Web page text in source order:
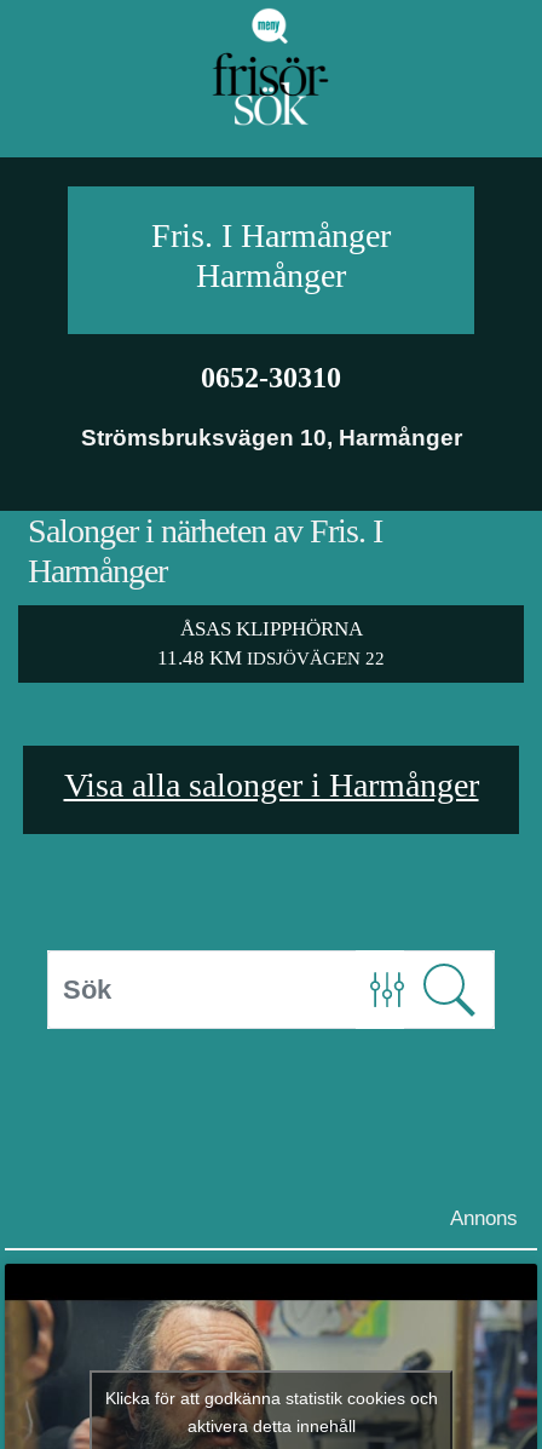
Fris. I Harmånger
Harmånger
0652-30310
Strömsbruksvägen 10, Harmånger
Salonger i närheten av Fris. I
Harmånger
ÅSAS KLIPPHÖRNA
11.48 KM IDSJÖVÄGEN 22
Visa alla salonger i Harmånger
Annons
Klicka för att godkänna statistik cookies och
aktivera detta innehåll